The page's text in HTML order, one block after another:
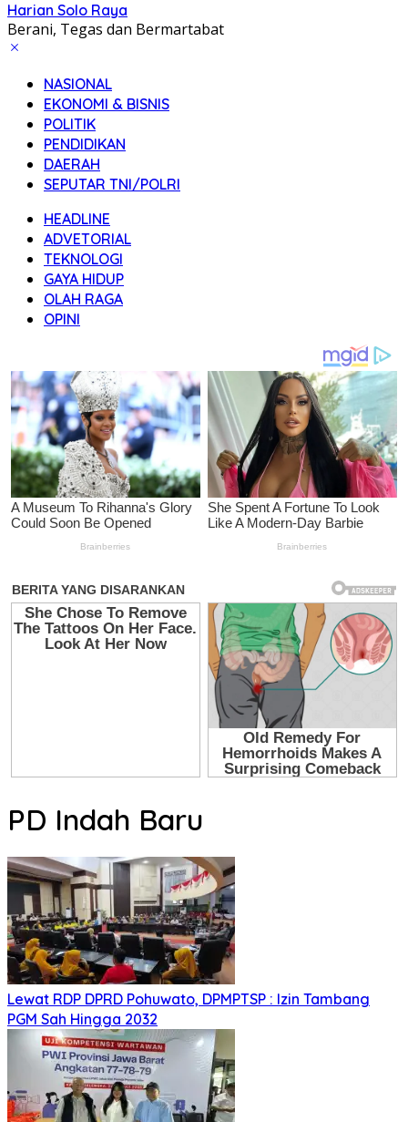
Harian Solo Raya
Berani, Tegas dan Bermartabat
NASIONAL
EKONOMI & BISNIS
POLITIK
PENDIDIKAN
DAERAH
SEPUTAR TNI/POLRI
HEADLINE
ADVETORIAL
TEKNOLOGI
GAYA HIDUP
OLAH RAGA
OPINI
PD Indah Baru
Lewat RDP DPRD Pohuwato, DPMPTSP : Izin Tambang
PGM Sah Hingga 2032